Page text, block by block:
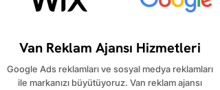
Van Reklam Ajansı Hizmetleri
Google Ads reklamları ve sosyal medya reklamları
ile markanızı büyütüyoruz. Van reklam ajansı